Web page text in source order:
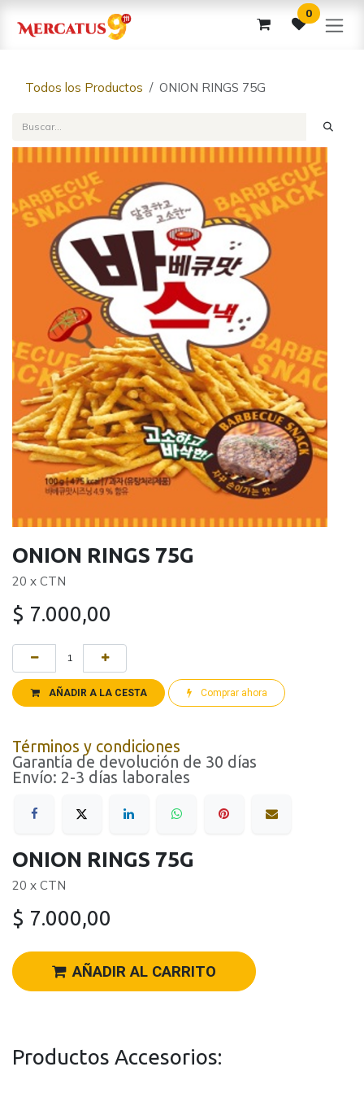
0
Todos los Productos ONION RINGS 75G
ONION RINGS 75G
20 x CTN
$ 7.000,00
AÑADIR A LA CESTA Comprar ahora
Términos y condiciones
Garantía de devolución de 30 días
Envío: 2-3 días laborales
ONION RINGS 75G
20 x CTN
$ 7.000,00
AÑADIR AL CARRITO
Productos Accesorios: